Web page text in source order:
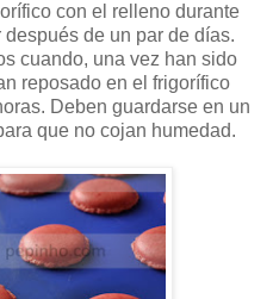
con el relleno durante
de un par de días.
cuando, una vez han sido
reposado en el frigorífico
Deben guardarse en un
que no cojan humedad.